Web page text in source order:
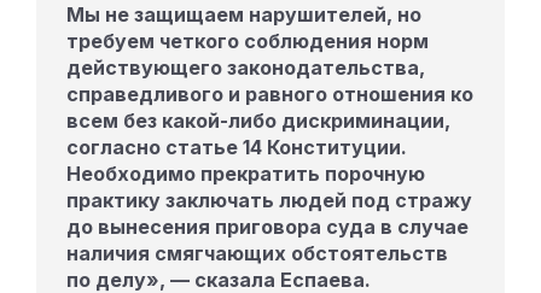
Мы не защищаем нарушителей, но
требуем четкого соблюдения норм
действующего законодательства,
справедливого и равного отношения ко
всем без какой-либо дискриминации,
согласно статье 14 Конституции.
Необходимо прекратить порочную
практику заключать людей под стражу
до вынесения приговора суда в случае
наличия смягчающих обстоятельств
по делу», — сказала Еспаева.